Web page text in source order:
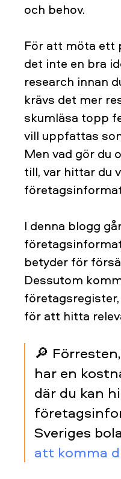
och behov.
För att möta ett
det inte en bra
research innan
krävs det mer
skumläsa topp
vill uppfattas
Men vad gör du
till, var hittar du
I denna blogg
betyder för
Dessutom
för att hitta
🔎
har en
där du kan
Sveriges
att komma